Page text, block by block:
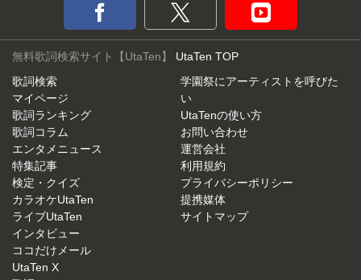
無料歌詞検索サイト【UtaTen】 UtaTen TOP
歌詞検索
マイページ
歌詞ランキング
歌詞コラム
エンタメニュース
特集記事
検定・クイズ
カラオケUtaTen
ライブUtaTen
インタビュー
ココだけメール
UtaTen X
学園祭にアーティストを呼びた
い
UtaTenの使い方
お問い合わせ
運営会社
利用規約
プライバシーポリシー
提携媒体
サイトマップ